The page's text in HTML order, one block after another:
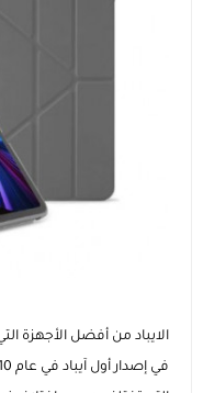
عصا السيلفي ومانع
شاومي
ايباد هونر
الساعات الذكية وسوارات
ساعات هواوي
عرض الكل
الشواحن والمنصات
الايباد من أفضل الأجهزة